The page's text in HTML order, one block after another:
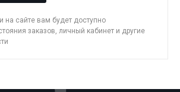
на сайте вам будет доступно
заказов, личный кабинет и другие